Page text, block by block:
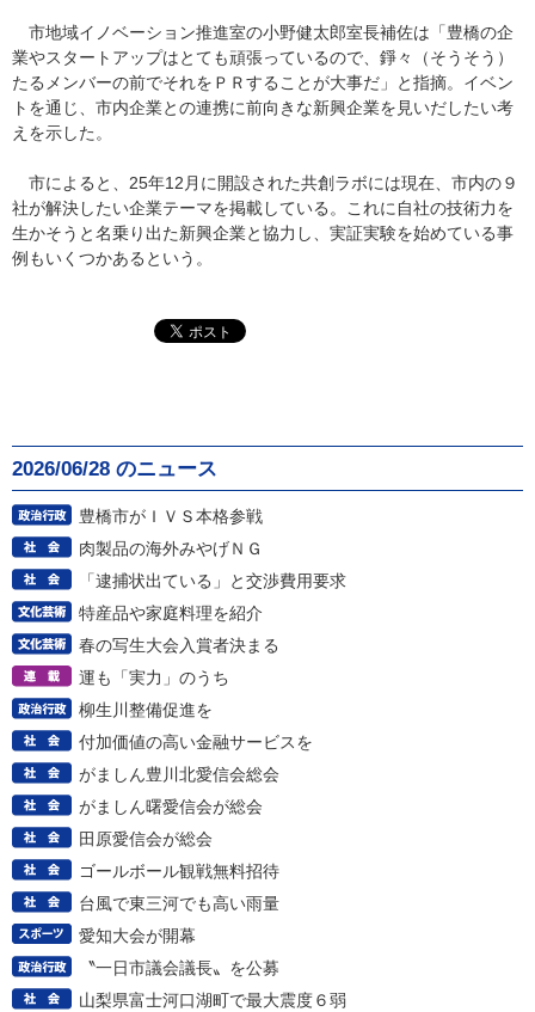
市地域イノベーション推進室の小野健太郎室長補佐は「豊橋の企
業やスタートアップはとても頑張っているので、錚々（そうそう）
たるメンバーの前でそれをＰＲすることが大事だ」と指摘。イベン
トを通じ、市内企業との連携に前向きな新興企業を見いだしたい考
えを示した。
市によると、25年12月に開設された共創ラボには現在、市内の９
社が解決したい企業テーマを掲載している。これに自社の技術力を
生かそうと名乗り出た新興企業と協力し、実証実験を始めている事
例もいくつかあるという。
2026/06/28 のニュース
豊橋市がＩＶＳ本格参戦
肉製品の海外みやげＮＧ
「逮捕状出ている」と交渉費用要求
特産品や家庭料理を紹介
春の写生大会入賞者決まる
運も「実力」のうち
柳生川整備促進を
付加価値の高い金融サービスを
がましん豊川北愛信会総会
がましん曙愛信会が総会
田原愛信会が総会
ゴールボール観戦無料招待
台風で東三河でも高い雨量
愛知大会が開幕
〝一日市議会議長〟を公募
山梨県富士河口湖町で最大震度６弱